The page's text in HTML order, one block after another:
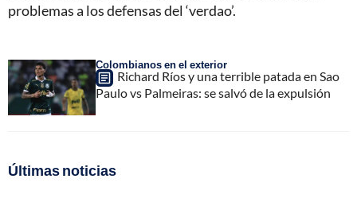
problemas a los defensas del ‘verdao’.
Colombianos en el exterior
Richard Ríos y una terrible patada en Sao
Paulo vs Palmeiras: se salvó de la expulsión
Últimas noticias